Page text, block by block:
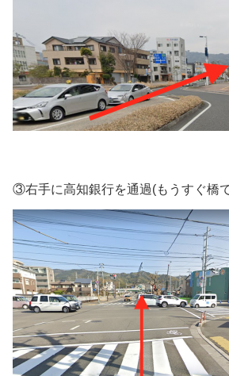
③右手に高知銀行を通過(もうすぐ橋